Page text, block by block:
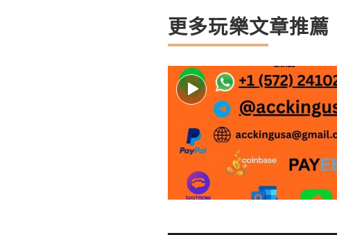
更多玩樂文章推薦